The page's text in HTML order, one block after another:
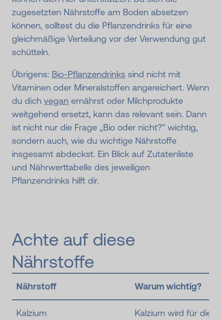
zugesetzten Nährstoffe am Boden absetzen
können, solltest du die Pflanzendrinks für eine
gleichmäßige Verteilung vor der Verwendung gut
schütteln.
Übrigens: Bio-Pflanzendrinks sind nicht mit
Vitaminen oder Mineralstoffen angereichert. Wenn
du dich vegan ernährst oder Milchprodukte
weitgehend ersetzt, kann das relevant sein. Dann
ist nicht nur die Frage „Bio oder nicht?“ wichtig,
sondern auch, wie du wichtige Nährstoffe
insgesamt abdeckst. Ein Blick auf Zutatenliste
und Nährwerttabelle des jeweiligen
Pflanzendrinks hilft dir.
Achte auf diese
Nährstoffe
Nährstoff Warum wichtig?
Kalzium
Kalzium wird für die